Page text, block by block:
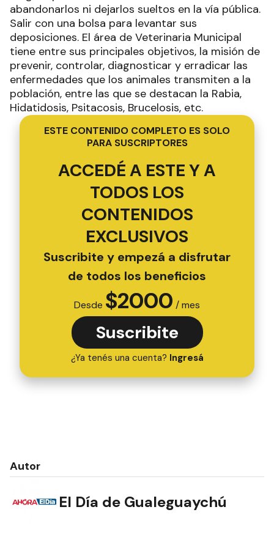
abandonarlos ni dejarlos sueltos en la vía pública.
Salir con una bolsa para levantar sus
deposiciones. El área de Veterinaria Municipal
tiene entre sus principales objetivos, la misión de
prevenir, controlar, diagnosticar y erradicar las
enfermedades que los animales transmiten a la
población, entre las que se destacan la Rabia,
Hidatidosis, Psitacosis, Brucelosis, etc.
ESTE CONTENIDO COMPLETO ES SOLO
PARA SUSCRIPTORES
ACCEDÉ A ESTE Y A
TODOS LOS
CONTENIDOS
EXCLUSIVOS
Suscribite y empezá a disfrutar
de todos los beneficios
Desde $2000 / mes
Suscribite
¿Ya tenés una cuenta? Ingresá
Autor
El Día de Gualeguaychú